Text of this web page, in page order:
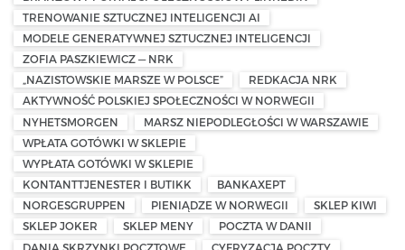
TRENOWANIE SZTUCZNEJ INTELIGENCJI AI
MODELE GENERATYWNEJ SZTUCZNEJ INTELIGENCJI
ZOFIA PASZKIEWICZ — NRK
„NAZISTOWSKIE MARSZE W POLSCE”
REDKACJA NRK
AKTYWNOŚĆ POLSKIEJ SPOŁECZNOŚCI W NORWEGII
NYHETSMORGEN
MARSZ NIEPODLEGŁOŚCI W WARSZAWIE
WPŁATA GOTÓWKI W SKLEPIE
WYPŁATA GOTÓWKI W SKLEPIE
KONTANTTJENESTER I BUTIKK
BANKAXEPT
NORGESGRUPPEN
PIENIĄDZE W NORWEGII
SKLEP KIWI
SKLEP JOKER
SKLEP MENY
POCZTA W DANII
DANIA SKRZYNKI POCZTOWE
CYFRYZACJA POCZTY